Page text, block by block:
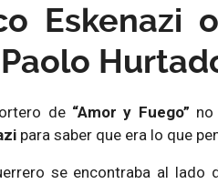
Eskenazi
de “Amor y Fuego”
para saber que era lo que
se encontraba al lado